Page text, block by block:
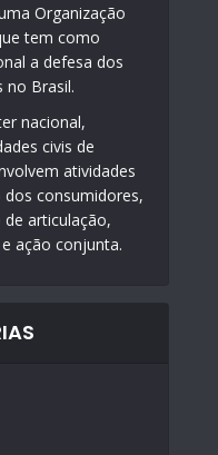
Organização
tem como
a defesa dos
no Brasil.
nacional,
civis de
atividades
consumidores,
articulação,
ação conjunta.